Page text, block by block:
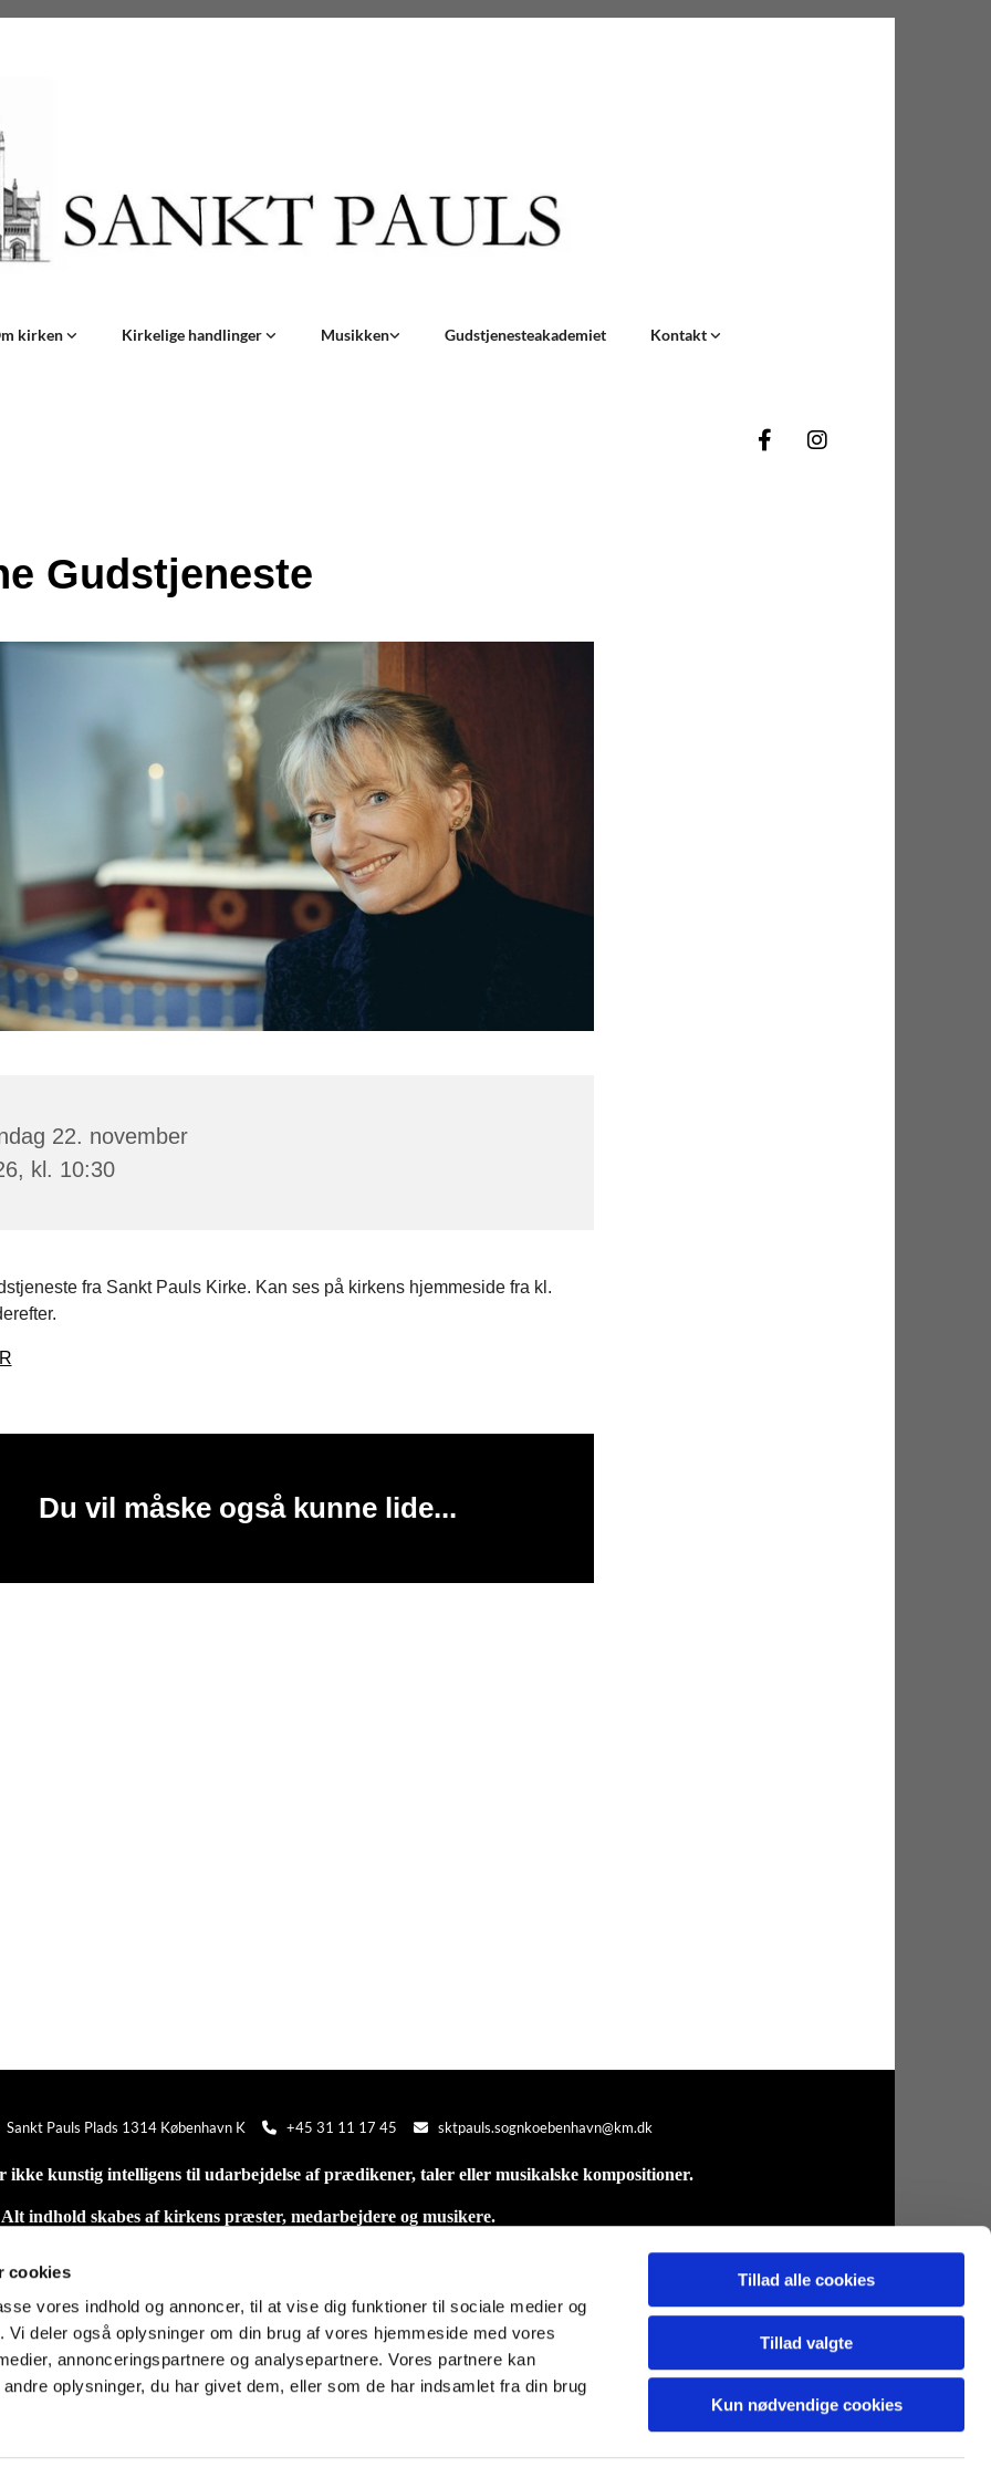
cookies
vores indhold og annoncer, til at vise dig funktioner til sociale medier og
deler også oplysninger om din brug af vores hjemmeside med vores
annonceringspartnere og analysepartnere. Vores partnere kan
oplysninger, du har givet dem, eller som de har indsamlet fra din brug
Tillad alle cookies
Tillad valgte
Kun nødvendige cookies
kirken Kirkelige handlinger Musikken Gudstjenesteakademiet Kontakt
Gudstjeneste
22. november
kl. 10:30
fra Sankt Pauls Kirke. Kan ses på kirkens hjemmeside fra kl.
Du vil måske også kunne lide...
Pauls Plads 1314 København K +45 31 11 17 45 sktpauls.sognkoebenhavn@km.dk
ikke kunstig intelligens til udarbejdelse af prædikener, taler eller musikalske kompositioner.
Alt indhold skabes af kirkens præster, medarbejdere og musikere.
HOME SHOP ABOUT PRIVACY POLICY